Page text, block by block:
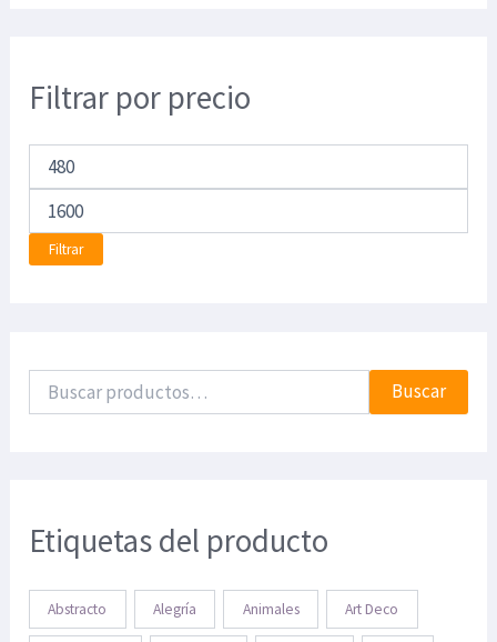
Filtrar por precio
Filtrar
Buscar
Etiquetas del producto
Abstracto Alegría Animales Art Deco